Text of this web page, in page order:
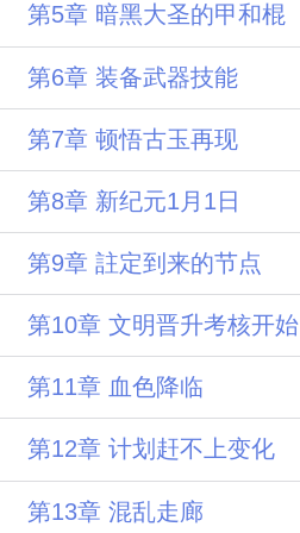
第5章 暗黑大圣的甲和棍
第6章 装备武器技能
第7章 顿悟古玉再现
第8章 新纪元1月1日
第9章 註定到来的节点
第10章 文明晋升考核开始
第11章 血色降临
第12章 计划赶不上变化
第13章 混乱走廊